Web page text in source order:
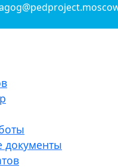
для педагогов
документы